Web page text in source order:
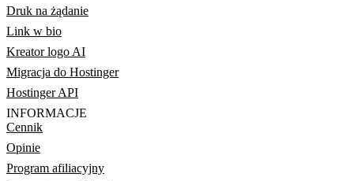
Druk na żądanie
Link w bio
Kreator logo AI
Migracja do Hostinger
Hostinger API
INFORMACJE
Cennik
Opinie
Program afiliacyjny